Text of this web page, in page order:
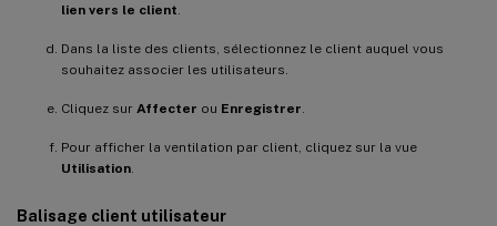
lien vers le client
Dans la liste des clients, sélectionnez le client auquel vous
souhaitez associer les utilisateurs.
Cliquez sur Affecter ou Enregistrer
Pour afficher la ventilation par client, cliquez sur la vue
Utilisation
Balisage client utilisateur